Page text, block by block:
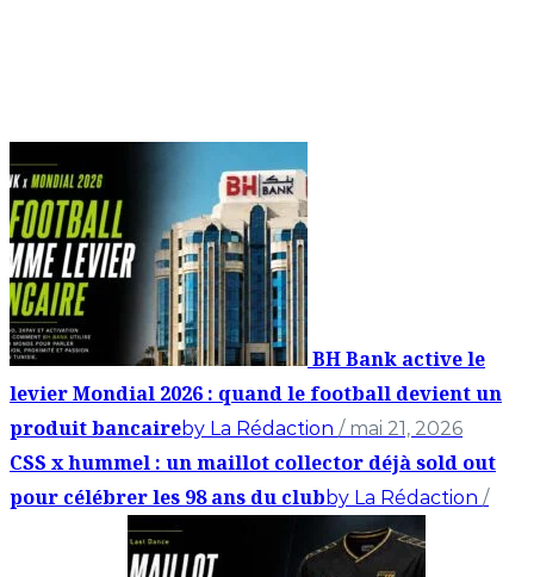
BH Bank active le
levier Mondial 2026 : quand le football devient un
produit bancaireby La Rédaction / mai 21, 2026
CSS x hummel : un maillot collector déjà sold out
pour célébrer les 98 ans du club by La Rédaction /